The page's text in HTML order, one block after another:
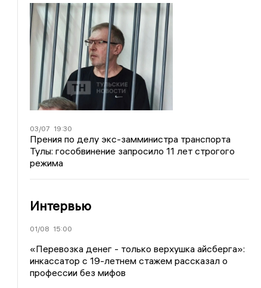
03/07 19:30
Прения по делу экс-замминистра транспорта
Тулы: гособвинение запросило 11 лет строгого
режима
Интервью
01/08 15:00
«Перевозка денег - только верхушка айсберга»:
инкассатор с 19-летнем стажем рассказал о
профессии без мифов